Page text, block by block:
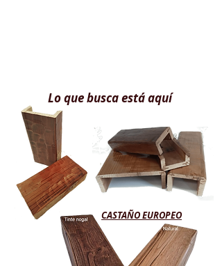
Lo que busca está aquí
CASTAÑO EUROPEO